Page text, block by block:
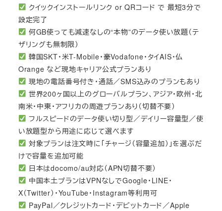
クイックインストールリンク or QRコード で 最短3分で
設定完了
何GB使っても減速なしの“本物”のデータ使い放題（テ
ザリングも無制限）
韓国SKT・米T-Mobile・豪Vodafone・タイAIS・仏
Orange など現地キャリア公式プランあり
現地の電話番号付き・通話／SMS込みのプランもあり
世界200ヶ国以上のグローバルプラン、アジア・欧州・北
南米・中東・アフリカの周遊プランあり（切替不要）
フルスピードのデータ使い切り型／デイリー容量型／使
い放題型から用途に応じて選べます
対象プランは注文時に「チャージ（容量追加）」を選ぶだ
けで容量を追加可能
日本はdocomo/au対応（APN切替不要）
中国本土プランはVPNなしでGoogle・LINE・
X（Twitter）・YouTube・Instagram等利用可
PayPal／クレジットカード・デビットカード／Apple